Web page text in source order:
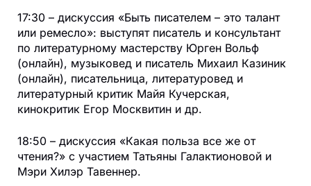
17:30 – дискуссия «Быть писателем – это талант
или ремесло»: выступят писатель и консультант
по литературному мастерству Юрген Вольф
(онлайн), музыковед и писатель Михаил Казиник
(онлайн), писательница, литературовед и
литературный критик Майя Кучерская,
кинокритик Егор Москвитин и др.
18:50 – дискуссия «Какая польза все же от
чтения?» с участием Татьяны Галактионовой и
Мэри Хилэр Тавеннер.